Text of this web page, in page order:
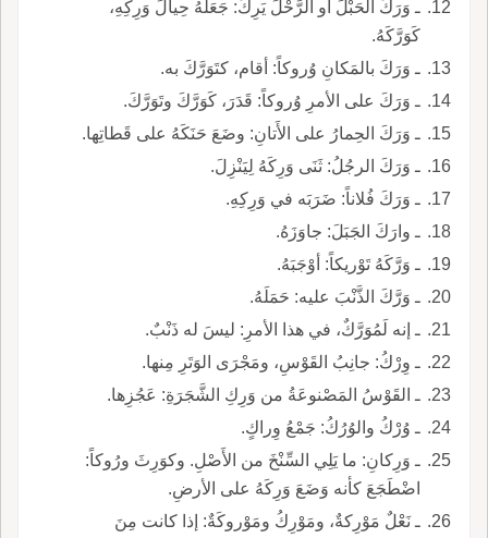
ـ وَرَكَ الحَبْلَ أو الرَّحْلَ يَرِكُ: جَعَلَهُ حِيالَ وَرِكِهِ،
كَوَرَّكَهُ.
ـ وَرَكَ بالمَكانِ وُروكاً: أقام، كتَوَرَّكَ به.
ـ وَرَكَ على الأمرِ وُروكاً: قَدَرَ، كَوَرَّكَ وتَوَرَّكَ.
ـ وَرَكَ الحِمارُ على الأَتانِ: وضَعَ حَنَكَهُ على قَطاتِها.
ـ وَرَكَ الرجُلُ: ثَنَى وَرِكَهُ لِيَنْزِلَ.
ـ وَرَكَ فُلاناً: ضَرَبَه في وَرِكِهِ.
ـ وارَكَ الجَبَلَ: جاوَزَهُ.
ـ وَرَّكَهُ تَوْريكاً: أوْجَبَهُ.
ـ وَرَّكَ الذَّنْبَ عليه: حَمَلَهُ.
ـ إنه لَمُوَرَّكٌ، في هذا الأمرِ: ليسَ له ذَنْبٌ.
ـ وِرْكُ: جانِبُ القَوْسِ، ومَجْرَى الوَتَرِ مِنها.
ـ القَوْسُ المَصْنوعَةُ من وَرِكِ الشَّجَرَةِ: عَجُزِها.
ـ وُرْكُ والوُرُكُ: جَمْعُ وِراكٍ.
ـ وَرِكانِ: ما يَلِي السِّنْخَ من الأَصْلِ. وكوَرِثَ ورُوكاً:
اضْطَجَعَ كأنه وَضَعَ وَرِكَهُ على الأرضِ.
ـ نَعْلٌ مَوْرِكةٌ، ومَوْرِكُ ومَوْروكَةٌ: إذا كانت مِنَ